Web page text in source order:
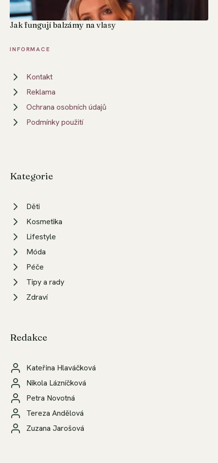
Jak fungují balzámy na vlasy
INFORMACE
Kontakt
Reklama
Ochrana osobních údajů
Podmínky použití
Kategorie
Děti
Kosmetika
Lifestyle
Móda
Péče
Tipy a rady
Zdraví
Redakce
Kateřina Hlaváčková
Nikola Lázníčková
Petra Novotná
Tereza Andělová
Zuzana Jarošová